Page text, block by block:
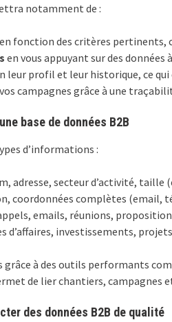
notamment de :
en fonction des critères pertinents,
en vous appuyant sur des
leur profil et leur historique, ce
campagnes grâce à une
base de données B2B
d’informations :
adresse, secteur d’activité, taille
coordonnées complètes (email,
emails, réunions,
d’affaires, investissements,
à des outils performants
de lier chantiers,
des données B2B de qualité